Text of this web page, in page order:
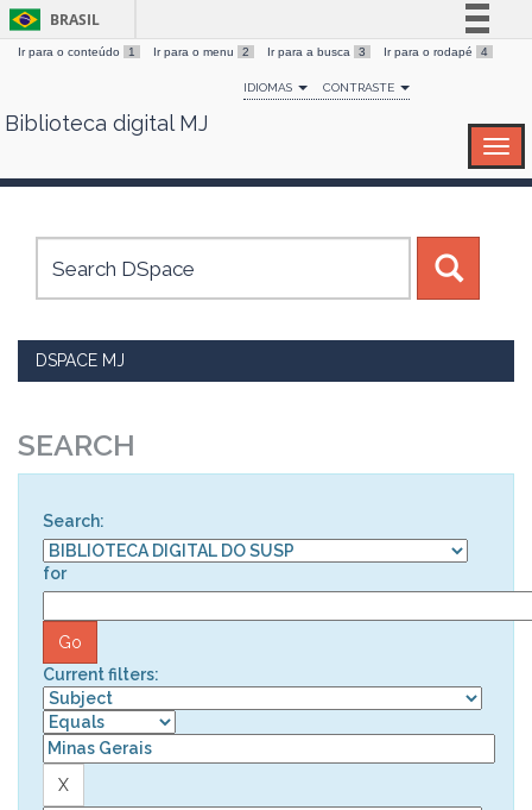
Skip
BRASIL
Simplifique!
Comunica BR
Canais
Ir para o conteúdo 1 Ir para o menu 2 Ir para a busca 3 Ir para o rodapé 4
IDIOMAS CONTRASTE
Biblioteca digital MJ
DSPACE MJ
SEARCH
Search:
for
Current filters: